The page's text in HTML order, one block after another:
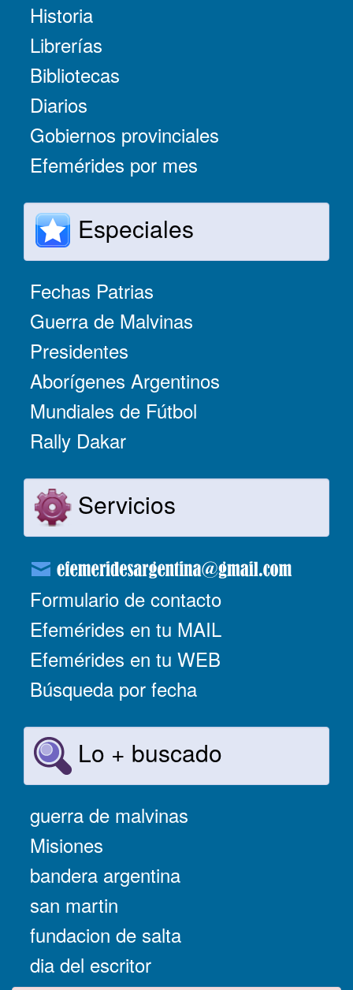
Historia
Librerías
Bibliotecas
Diarios
Gobiernos provinciales
Efemérides por mes
Especiales
Fechas Patrias
Guerra de Malvinas
Presidentes
Aborígenes Argentinos
Mundiales de Fútbol
Rally Dakar
Servicios
Formulario de contacto
Efemérides en tu MAIL
Efemérides en tu WEB
Búsqueda por fecha
Lo + buscado
guerra de malvinas
Misiones
bandera argentina
san martin
fundacion de salta
dia del escritor